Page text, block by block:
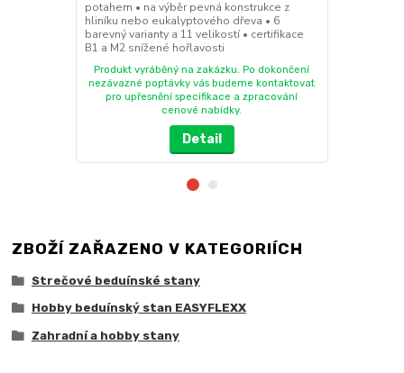
potahem • na výběr pevná konstrukce z
hliníku nebo eukalyptového dřeva • 6
barevný varianty a 11 velikostí • certifikace
B1 a M2 snížené hořlavosti
Produkt vyráběný na zakázku. Po dokončení
nezávazné poptávky vás budeme kontaktovat
pro upřesnění specifikace a zpracování
cenové nabídky.
Detail
ZBOŽÍ ZAŘAZENO V KATEGORIÍCH
Strečové beduínské stany
Hobby beduínský stan EASYFLEXX
Zahradní a hobby stany